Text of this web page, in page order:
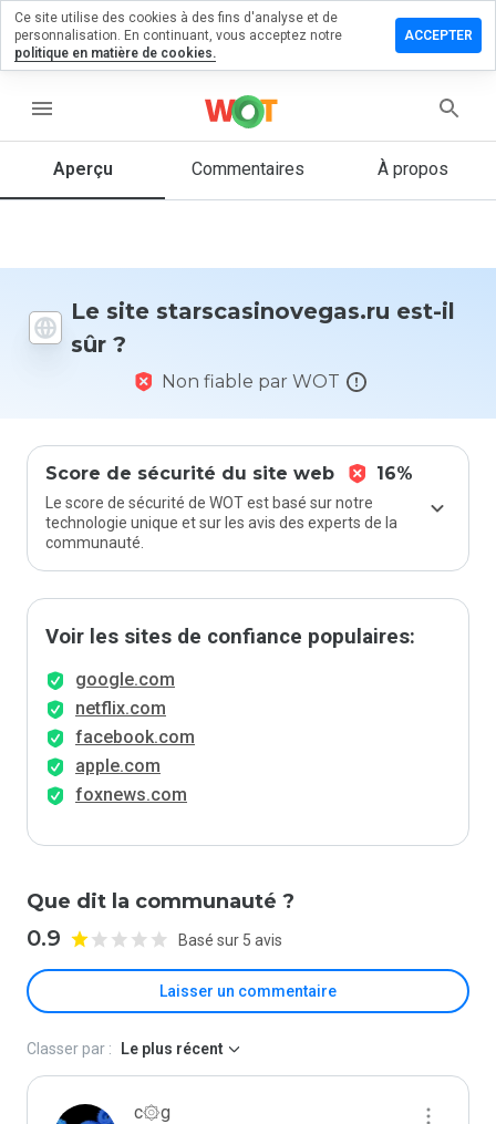
menu
Aperçu Commentaires À propos
Le site starscasinovegas.ru est-il
sûr ?
Non fiable par WOT
Score de sécurité du site web 16%
Le score de sécurité de WOT est basé sur notre
technologie unique et sur les avis des experts de la
communauté.
Voir les sites de confiance populaires:
google.com
netflix.com
facebook.com
apple.com
foxnews.com
Que dit la communauté ?
0.9 Basé sur 5 avis
Laisser un commentaire
un
sur
Quelle
donneriez-
Classer par : Le plus récent
c۞g
Ce site utilise des cookies à des fins d'analyse et de
personnalisation. En continuant, vous acceptez notre
politique en matière de cookies.
ACCEPTER